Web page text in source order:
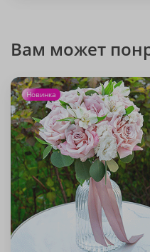
Вам может
Новинка